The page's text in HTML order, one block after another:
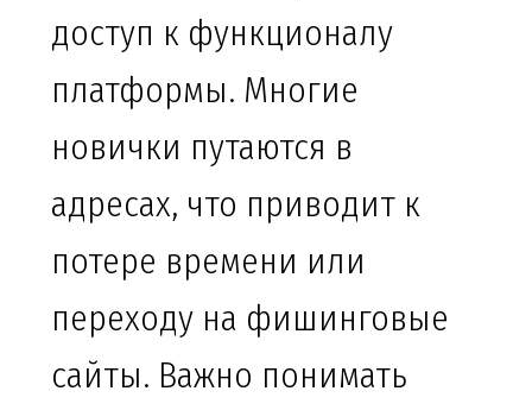
доступ к функционалу
платформы. Многие
новички путаются в
адресах, что приводит к
потере времени или
переходу на фишинговые
сайты. Важно понимать